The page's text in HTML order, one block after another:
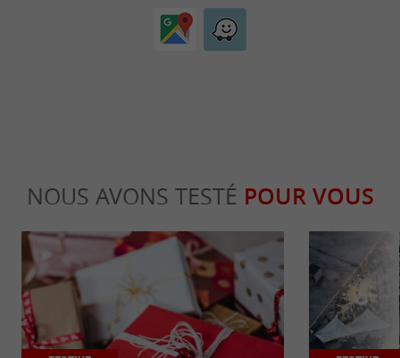
NOUS AVONS TESTÉ POUR VOUS